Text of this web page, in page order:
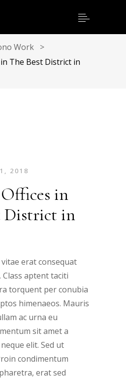
Work >
The Best District in
2018
in
District in
erat consequat
aptent taciti
torquent per conubia
himenaeos. Mauris
ac urna eu
sit amet a
elit. Sed ut
condimentum
erat sed